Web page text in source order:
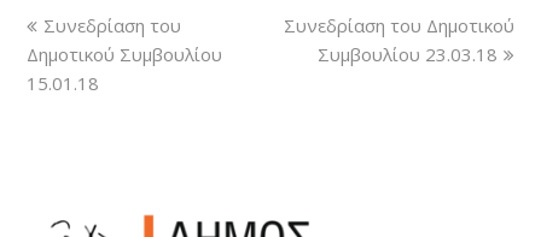
Συνεδρίαση του
Δημοτικού Συμβουλίου
15.01.18
Συνεδρίαση του Δημοτικού
Συμβουλίου 23.03.18